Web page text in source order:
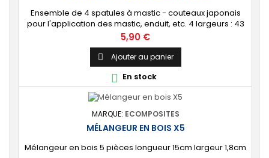
Ensemble de 4 spatules à mastic - couteaux japonais
pour l'application des mastic, enduit, etc. 4 largeurs : 43
mm, 67 mm, 80 mm et 115 mm. Lame souple en acier.
Prix
5,90 €
 Ajouter au panier
 En stock
MARQUE: ECOMPOSITES
MÉLANGEUR EN BOIS X5
Mélangeur en bois 5 pièces longueur 15cm largeur 1,8cm